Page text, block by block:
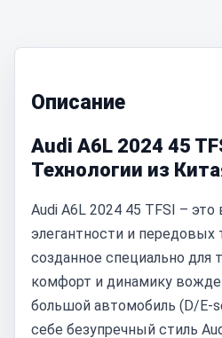
Описание
Audi A6L 2024 45
Технологии из
Audi A6L 2024 45 TFSI –
элегантности и передовых
созданное специально для
комфорт и динамику
большой автомобиль (D/E-
себе безупречный стиль